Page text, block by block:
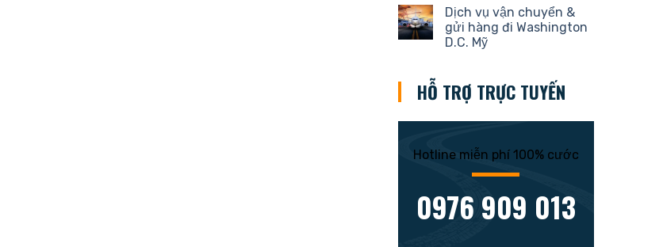
Dịch vụ vận chuyển &
gửi hàng đi Washington
D.C. Mỹ
HỖ TRỢ TRỰC TUYẾN
Hotline miễn phí 100% cước
0976 909 013